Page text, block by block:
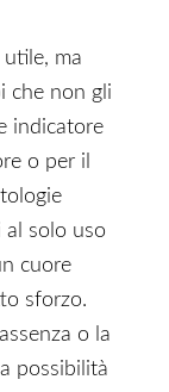
ma
che non gli
indicatore
o per il
al solo uso
cuore
sforzo.
o la
possibilità